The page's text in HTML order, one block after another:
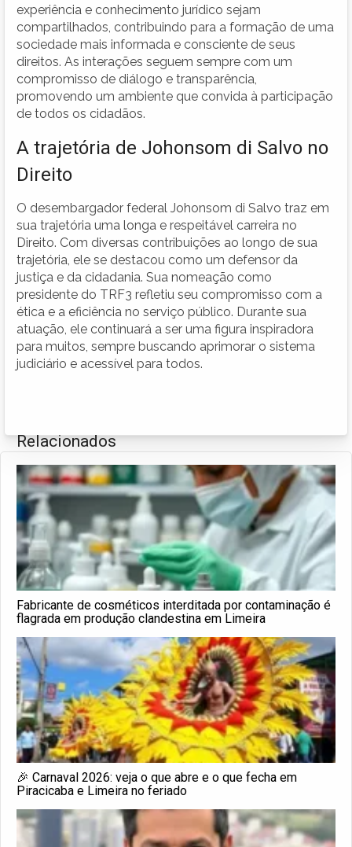
experiência e conhecimento jurídico sejam
compartilhados, contribuindo para a formação de uma
sociedade mais informada e consciente de seus
direitos. As interações seguem sempre com um
compromisso de diálogo e transparência,
promovendo um ambiente que convida à participação
de todos os cidadãos.
A trajetória de Johonsom di Salvo no
Direito
O desembargador federal Johonsom di Salvo traz em
sua trajetória uma longa e respeitável carreira no
Direito. Com diversas contribuições ao longo de sua
trajetória, ele se destacou como um defensor da
justiça e da cidadania. Sua nomeação como
presidente do TRF3 refletiu seu compromisso com a
ética e a eficiência no serviço público. Durante sua
atuação, ele continuará a ser uma figura inspiradora
para muitos, sempre buscando aprimorar o sistema
judiciário e acessível para todos.
Relacionados
Fabricante de cosméticos interditada por contaminação é
flagrada em produção clandestina em Limeira
🎉 Carnaval 2026: veja o que abre e o que fecha em
Piracicaba e Limeira no feriado